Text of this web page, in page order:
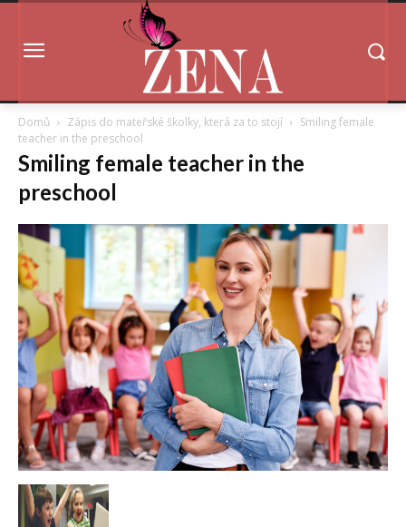
Domů Zápis do mateřské školky, která za to stojí
Smiling female
teacher in the preschool
Smiling female teacher in the
preschool